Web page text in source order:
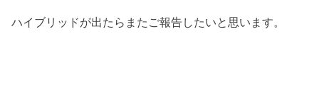
ハイブリッドが出たらまたご報告したいと思います。